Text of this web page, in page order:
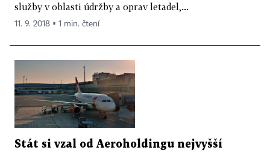
služby v oblasti údržby a oprav letadel,...
11. 9. 2018 ▪ 1 min. čtení
Stát si vzal od Aeroholdingu nejvyšší